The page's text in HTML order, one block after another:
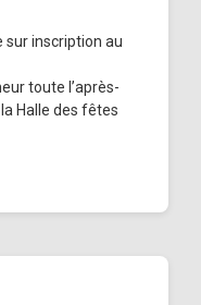
sur inscription au
toute l’après-
Halle des fêtes